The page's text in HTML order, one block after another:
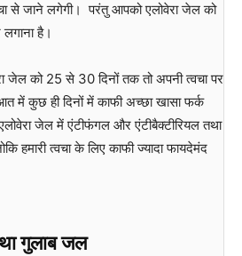
से जाने लगेगी। परंतु आपको एलोवेरा जेल को
है।
को 25 से 30 दिनों तक तो अपनी त्वचा पर
में कुछ ही दिनों में काफी अच्छा खासा फर्क
जेल में एंटीफंगल और एंटीबैक्टीरियल तथा
हमारी त्वचा के लिए काफी ज्यादा फायदेमंद
गुलाब जल